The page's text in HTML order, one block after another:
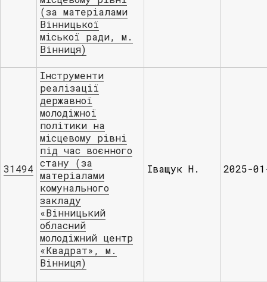
(за матеріалами
Вінницької
міської ради, м.
Вінниця)
31494
Інструменти
реалізації
державної
молодіжної
політики на
місцевому рівні
під час воєнного
стану (за
матеріалами
комунального
закладу
«Вінницький
обласний
молодіжний центр
«Квадрат», м.
Вінниця)
Іващук Н. 2025-